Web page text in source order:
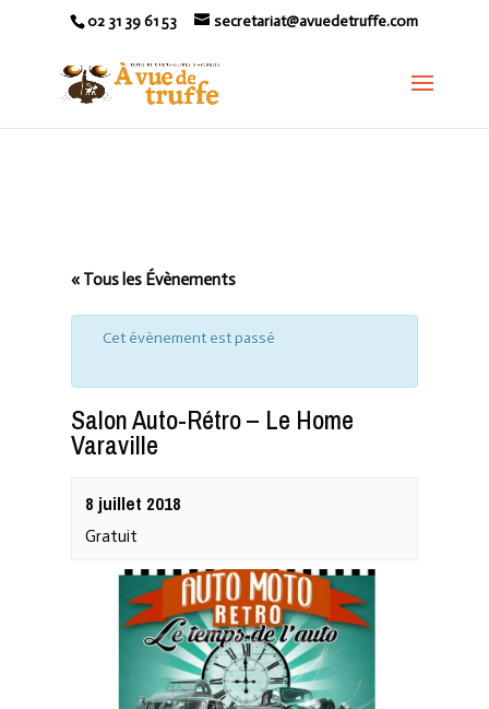
02 31 39 61 53 secretariat@avuedetruffe.com
« Tous les Évènements
Cet évènement est passé
Salon Auto-Rétro – Le Home
Varaville
8 juillet 2018
Gratuit